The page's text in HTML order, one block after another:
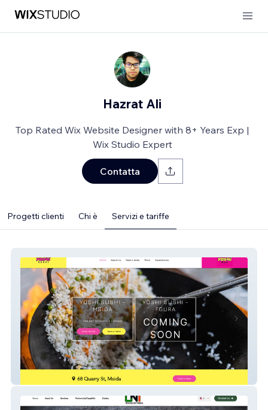
Hazrat Ali
Top Rated Wix Website Designer with 8+ Years Exp |
Wix Studio Expert
Contatta
Progetti clienti Chi è Servizi e tariffe
Yoshisushimalta